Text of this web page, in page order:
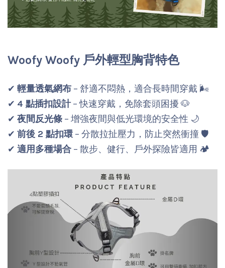
Woofy Woofy 戶外輕型胸背特色
✔ 輕量透氣網布 – 舒適不悶熱，適合長時間穿戴 🌬️
✔ 4 點插扣設計– 快速穿戴，免除套頭困擾 🐶
✔ 夜間反光條 – 增強夜間與低光環境的安全性 🌙
✔ 前後 2 點扣環– 分散拉扯壓力，防止突然衝撞 🛡️
✔ 適用多種場合 – 散步、健行、戶外探險皆適用 🏕️